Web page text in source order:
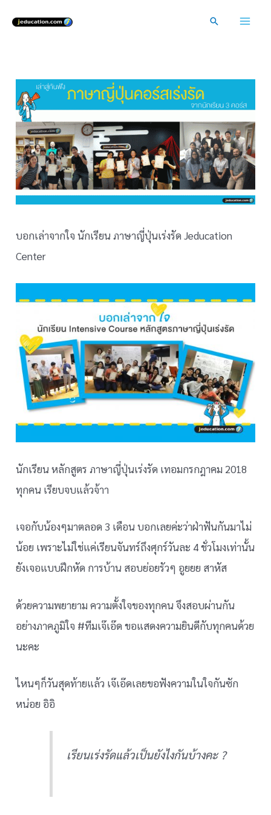
Search
บอกเล่าจากใจ นักเรียน ภาษาญี่ปุ่นเร่งรัด Jeducation
Center
นักเรียน หลักสูตร ภาษาญี่ปุ่นเร่งรัด เทอมกรกฎาคม 2018
ทุกคน เรียบจบแล้วจ้าา
เจอกับน้องๆมาตลอด 3 เดือน บอกเลยค่ะว่าฝ่าฟันกันมาไม่
น้อย เพราะไม่ใช่แค่เรียนจันทร์ถึงศุกร์วันละ 4 ชั่วโมงเท่านั้น
ยังเจอแบบฝึกหัด การบ้าน สอบย่อยรัวๆ อูยยย สาหัส
ด้วยความพยายาม ความตั้งใจของทุกคน จึงสอบผ่านกัน
อย่างภาคภูมิใจ #ทีมเจ๊เอ๊ด ขอแสดงความยินดีกับทุกคนด้วย
นะคะ
ไหนๆก็วันสุดท้ายแล้ว เจ๊เอ๊ดเลยขอฟังความในใจกันซัก
หน่อย อิอิ
เรียนเร่งรัดแล้วเป็นยังไงกันบ้างคะ ?